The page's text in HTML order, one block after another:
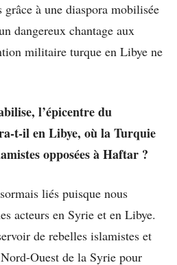
à une diaspora mobilisée
dangereux chantage aux
militaire turque en Libye ne
l’épicentre du
t-il en Libye, où la Turquie
opposées à Haftar ?
liés puisque nous
acteurs en Syrie et en Libye.
de rebelles islamistes et
Ouest de la Syrie pour